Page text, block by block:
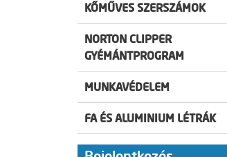
KŐMŰVES SZERSZÁMOK
NORTON CLIPPER
GYÉMÁNTPROGRAM
MUNKAVÉDELEM
FA ÉS ALUMINIUM LÉTRÁK